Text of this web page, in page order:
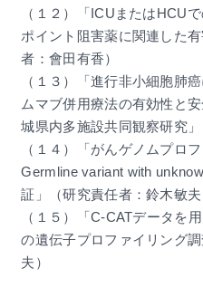
（１２）「ICUまたはHCU
ポイント阻害薬に関連した
者：會田有香）
（１３）「進行非小細胞肺
ムマブ併用療法の有効性と
城県内多施設共同観察研究
（１４）「がんゲノムプロ
Germline variant with
証」（研究責任者：鈴木敏夫
（１５）「C-CATデータを
の遺伝子プロファイリング
夫）